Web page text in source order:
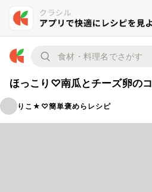
ほっこり♡南瓜とチーズ卵の
りこ★♡簡単褒めらレシピ